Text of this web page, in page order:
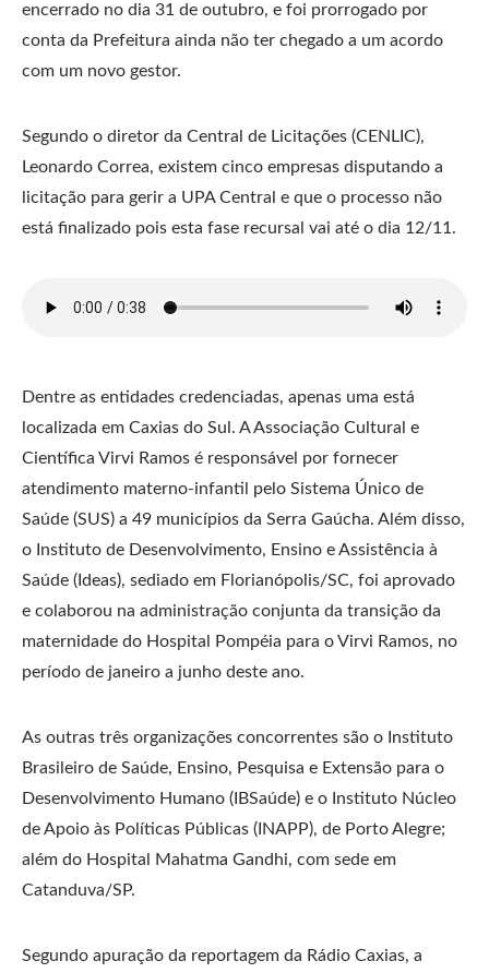
encerrado no dia 31 de outubro, e foi prorrogado por
conta da Prefeitura ainda não ter chegado a um acordo
com um novo gestor.
Segundo o diretor da Central de Licitações (CENLIC),
Leonardo Correa, existem cinco empresas disputando a
licitação para gerir a UPA Central e que o processo não
está finalizado pois esta fase recursal vai até o dia 12/11.
Dentre as entidades credenciadas, apenas uma está
localizada em Caxias do Sul. A Associação Cultural e
Científica Virvi Ramos é responsável por fornecer
atendimento materno-infantil pelo Sistema Único de
Saúde (SUS) a 49 municípios da Serra Gaúcha. Além disso,
o Instituto de Desenvolvimento, Ensino e Assistência à
Saúde (Ideas), sediado em Florianópolis/SC, foi aprovado
e colaborou na administração conjunta da transição da
maternidade do Hospital Pompéia para o Virvi Ramos, no
período de janeiro a junho deste ano.
As outras três organizações concorrentes são o Instituto
Brasileiro de Saúde, Ensino, Pesquisa e Extensão para o
Desenvolvimento Humano (IBSaúde) e o Instituto Núcleo
de Apoio às Políticas Públicas (INAPP), de Porto Alegre;
além do Hospital Mahatma Gandhi, com sede em
Catanduva/SP.
Segundo apuração da reportagem da Rádio Caxias, a